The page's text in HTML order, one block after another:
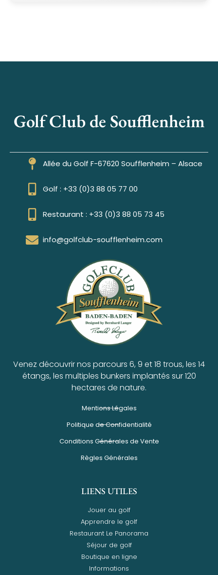
Golf Club de Soufflenheim
Allée du Golf F-67620 Soufflenheim – Alsace
Golf : +33 (0)3 88 05 77 00
Restaurant : +33 (0)3 88 05 73 45
info@golfclub-soufflenheim.com
Venez découvrir nos parcours 6, 9 et 18 trous, les 14
étangs, les multiples bunkers implantés sur 120
hectares de nature.
Mentions Légales
Politique de Confidentialité
Conditions Générales de Vente
Règles Générales
LIENS UTILES
Jouer au golf
Apprendre le golf
Restaurant Le Panorama
Séjour de golf
Boutique en ligne
Informations